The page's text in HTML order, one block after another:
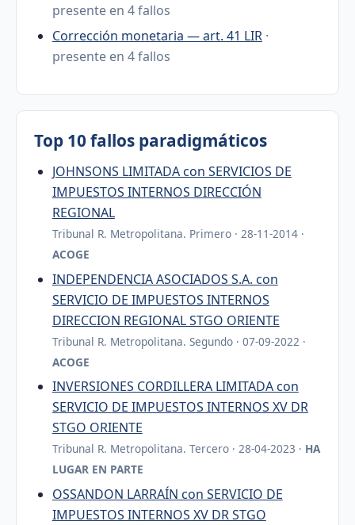
presente en 4 fallos
Corrección monetaria — art. 41 LIR ·
presente en 4 fallos
Top 10 fallos paradigmáticos
JOHNSONS LIMITADA con SERVICIOS DE
IMPUESTOS INTERNOS DIRECCIÓN
REGIONAL
Tribunal R. Metropolitana. Primero · 28-11-2014 ·
ACOGE
INDEPENDENCIA ASOCIADOS S.A. con
SERVICIO DE IMPUESTOS INTERNOS
DIRECCION REGIONAL STGO ORIENTE
Tribunal R. Metropolitana. Segundo · 07-09-2022 ·
ACOGE
INVERSIONES CORDILLERA LIMITADA con
SERVICIO DE IMPUESTOS INTERNOS XV DR
STGO ORIENTE
Tribunal R. Metropolitana. Tercero · 28-04-2023 · HA
LUGAR EN PARTE
OSSANDON LARRAÍN con SERVICIO DE
IMPUESTOS INTERNOS XV DR STGO